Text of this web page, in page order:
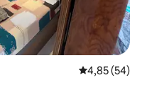
4,85 af 5 í
4,85 (54)